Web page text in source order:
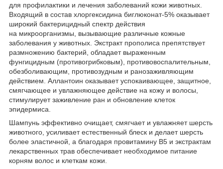
для профилактики и лечения заболеваний кожи животных.
Входящий в состав хлоргексидина биглюконат-5% оказывает
широкий бактерицидный спектр действия
на микроорганизмы, вызывающие различные кожные
заболевания у животных. Экстракт прополиса препятствует
размножению бактерий, обладает выраженным
фунгицидным (противогрибковым), противовоспалительным,
обезболивающим, противозудным и ранозаживляющим
действием. Аллантоин оказывает успокаивающее, защитное,
смягчающее и увлажняющее действие на кожу и волосы,
стимулирует заживление ран и обновление клеток
эпидермиса.
Шампунь эффективно очищает, смягчает и увлажняет шерсть
животного, усиливает естественный блеск и делает шерсть
более эластичной, а благодаря провитамину В5 и экстрактам
лекарственных трав обеспечивает необходимое питание
корням волос и клеткам кожи.